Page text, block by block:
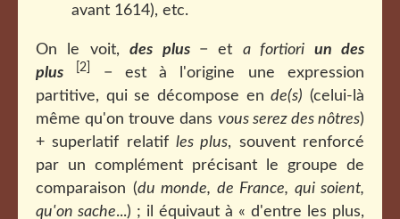
avant 1614), etc.
On le voit,des plus − et a fortiori un des
plus
[2]
− est à l'origine une expression
partitive, qui se décompose ende(s) (celui-là
même qu'on trouve dans vous serez des nôtres)
+ superlatif relatif les plus, souvent renforcé
par un complément précisant le groupe de
comparaison (du monde, de France, qui soient,
qu'on sache...) ; il équivaut à « d'entre les plus,